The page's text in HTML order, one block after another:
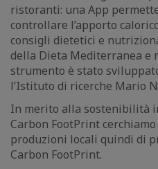
ristoranti: una App
controllare l’apporto
consigli dietetici e
della Dieta Mediterranea e
strumento è stato
l’Istituto di ricerche Mario
In merito alla sostenibilità
Carbon FootPrint
produzioni locali quindi di
Carbon FootPrint.